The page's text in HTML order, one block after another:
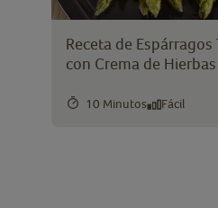
Receta de
con Crema de Hierbas
10 Minutos Fácil